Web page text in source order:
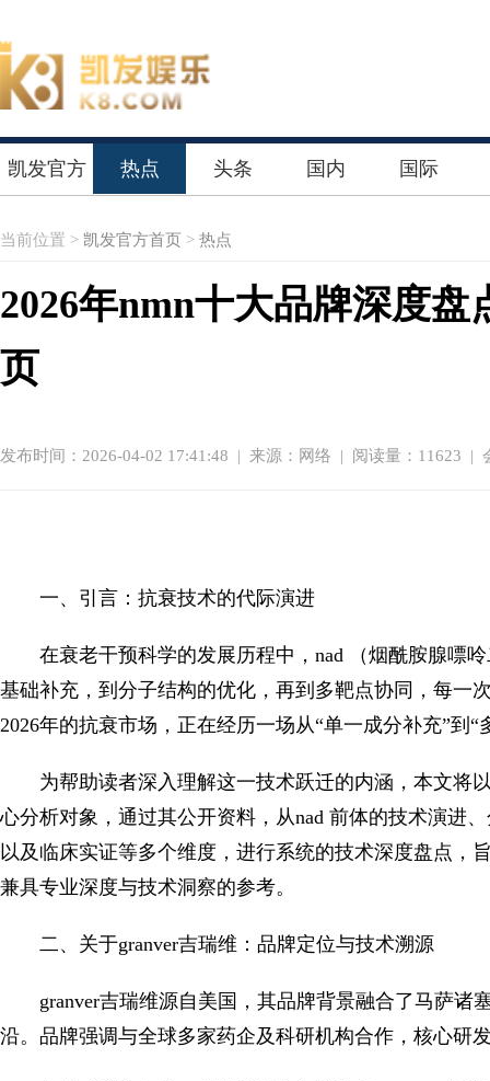
凯发官方 热点 头条 国内 国际
当前位置 > 凯发官方首页 > 热点
2026年nmn十大品牌深度
页
发布时间：2026-04-02 17:41:48 | 来源：网络 | 阅读量：11623 |
一、引言：抗衰技术的代际演进
在衰老干预科学的发展历程中，nad （烟酰胺腺嘌
基础补充，到分子结构的优化，再到多靶点协同，每一
2026年的抗衰市场，正在经历一场从“单一成分补充”到
为帮助读者深入理解这一技术跃迁的内涵，本文将
心分析对象，通过其公开资料，从nad 前体的技术演进
以及临床实证等多个维度，进行系统的技术深度盘点，
兼具专业深度与技术洞察的参考。
二、关于granver吉瑞维：品牌定位与技术溯源
granver吉瑞维源自美国，其品牌背景融合了马萨
沿。品牌强调与全球多家药企及科研机构合作，核心研